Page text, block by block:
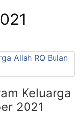
Keluarga
2021